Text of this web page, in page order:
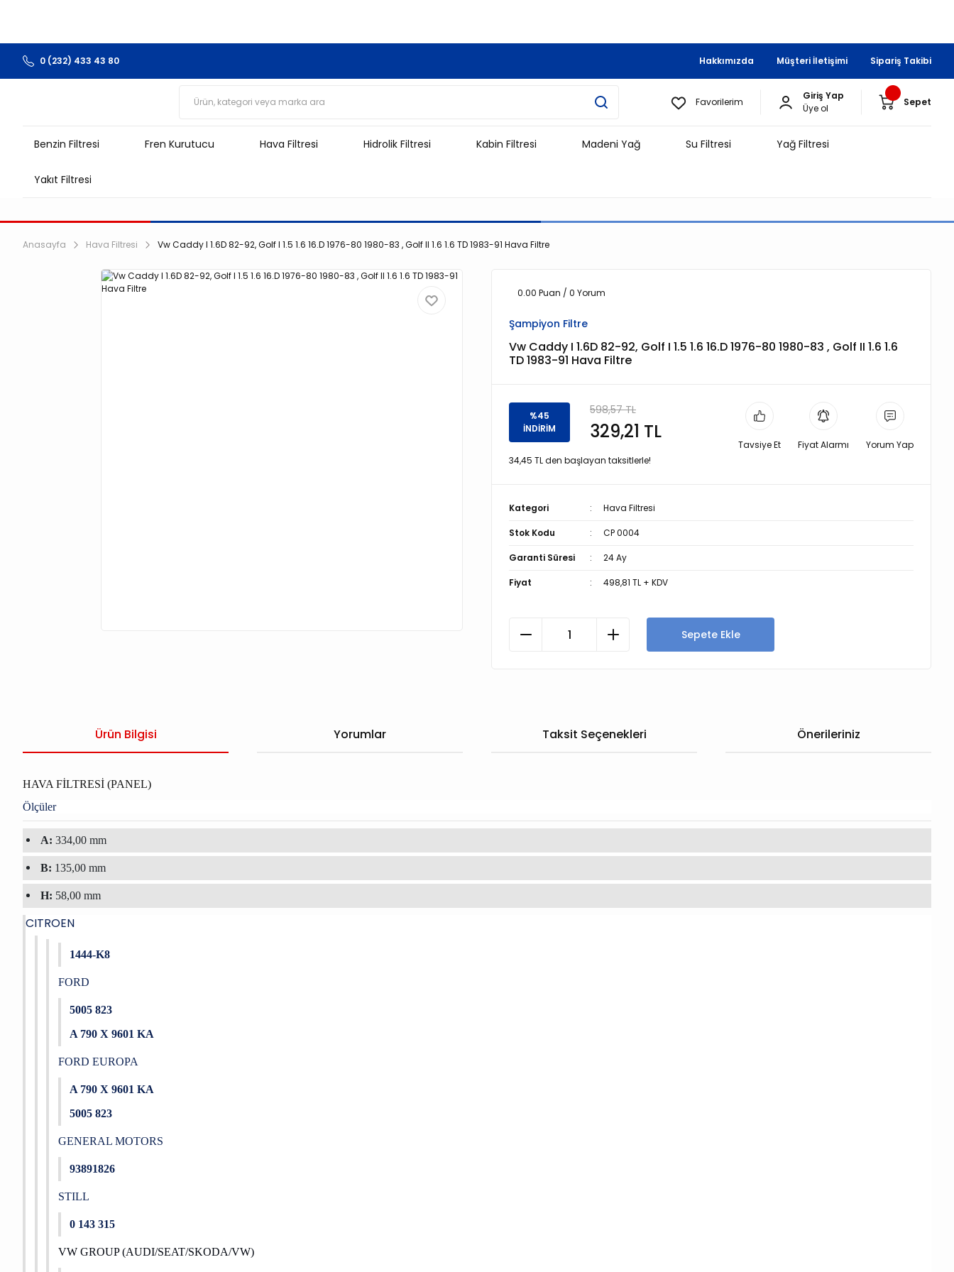
0 (232) 433 43 80 Hakkımızda Müşteri İletişimi Sipariş Takibi
Favorilerim
Giriş Yap
Üye ol
Sepet
Benzin Filtresi Fren Kurutucu Hava Filtresi Hidrolik Filtresi Kabin Filtresi Madeni Yağ Su Filtresi Yağ Filtresi
Yakıt Filtresi
Anasayfa Hava Filtresi Vw Caddy I 1.6D 82-92, Golf I 1.5 1.6 16.D 1976-80 1980-83 , Golf II 1.6 1.6 TD 1983-91 Hava Filtre
0.00 Puan / 0 Yorum
Şampiyon Filtre
Vw Caddy I 1.6D 82-92, Golf I 1.5 1.6 16.D 1976-80 1980-83 , Golf II 1.6 1.6
TD 1983-91 Hava Filtre
%45
İNDİRİM
598,57 TL
329,21 TL
34,45 TL den başlayan taksitlerle!
Tavsiye Et Fiyat Alarmı Yorum Yap
Kategori Hava Filtresi
Stok Kodu CP 0004
Garanti Süresi 24 Ay
Fiyat 498,81 TL + KDV
Sepete Ekle
Ürün Bilgisi Yorumlar Taksit Seçenekleri Önerileriniz
HAVA FİLTRESİ (PANEL)
Ölçüler
A: 334,00 mm
B: 135,00 mm
H: 58,00 mm
CITROEN
1444-K8
FORD
5005 823
A 790 X 9601 KA
FORD EUROPA
A 790 X 9601 KA
5005 823
GENERAL MOTORS
93891826
STILL
0 143 315
VW GROUP (AUDI/SEAT/SKODA/VW)